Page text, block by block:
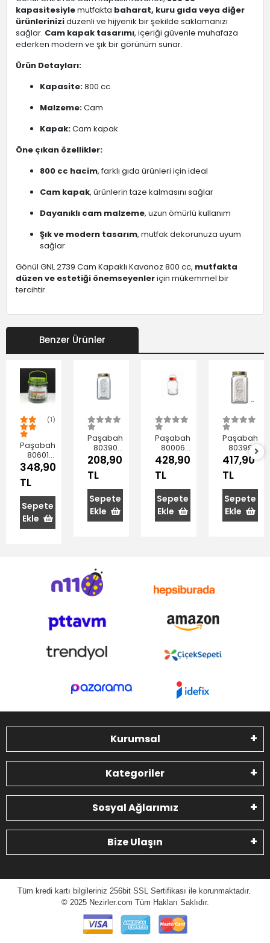
kapasitesiylemutfakta baharat, kuru gıda veya diğer
ürünlerinizidüzenli ve hijyenik bir şekilde saklamanızı
sağlar. Cam kapak tasarımı, içeriği güvenle muhafaza
ederken modern ve şık bir görünüm sunar.
Ürün Detayları:
Kapasite:800 cc
Malzeme:Cam
Kapak:Cam kapak
Öne çıkan özellikler:
800 cc hacim, farklı gıda ürünleri için ideal
Cam kapak, ürünlerin taze kalmasını sağlar
Dayanıklı cam malzeme, uzun ömürlü kullanım
Şık ve modern tasarım, mutfak dekorunuza uyum
sağlar
Gönül GNL 2739 Cam Kapaklı Kavanoz 800 cc, mutfakta
düzen ve estetiği önemseyenleriçin mükemmel bir
tercihtir.
Benzer Ürünler
(1)
Paşabahçe
80601
Harvest
Kapaklı
Cam
Kavanoz
2 Lt
348,90
TL
Sepete
Ekle
Paşabahçe
80390
Metal
Kapaklı
Cam
Kavanoz
1500 cc
208,90
TL
Sepete
Ekle
Paşabahçe
80006
Kırmızı
Kapaklı
Kavanoz
4 Lt
428,90
TL
Sepete
Ekle
Paşabahçe
80399
Metal
Kapaklı
Kavanoz
5 lt
417,90
TL
Sepete
Ekle
Kurumsal
Kategoriler
Sosyal Ağlarımız
Bize Ulaşın
Tüm kredi kartı bilgileriniz 256bit SSL Sertifikası ile korunmaktadır.
© 2025 Nezirler.com Tüm Hakları Saklıdır.